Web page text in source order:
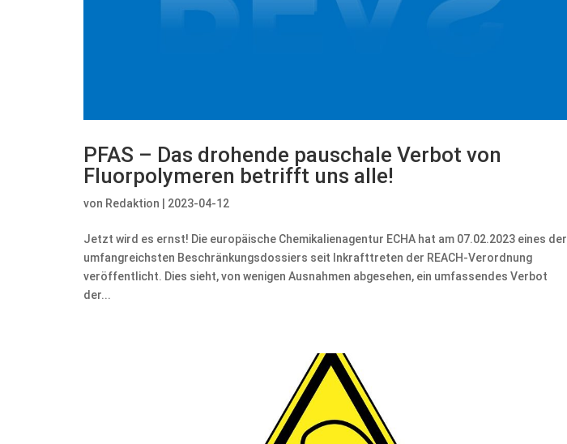
PFAS – Das drohende pauschale Verbot von
Fluorpolymeren betrifft uns alle!
von Redaktion 2023-04-12
Jetzt wird es ernst! Die europäische Chemikalienagentur ECHA hat am 07.02.2023 eines der
umfangreichsten Beschränkungsdossiers seit Inkrafttreten der REACH-Verordnung
veröffentlicht. Dies sieht, von wenigen Ausnahmen abgesehen, ein umfassendes Verbot
der...